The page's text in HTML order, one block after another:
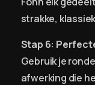
strakke,
Stap 6:
Gebruik je
afwerking die